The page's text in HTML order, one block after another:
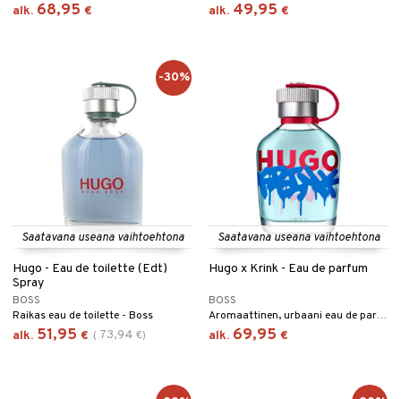
alk. 68,95 € alk. 49,95 €
Saatavana useana vaihtoehtona
Hugo - Eau de toilette (Edt)
Spray
BOSS
Raikas eau de toilette - Boss
alk. 51,95 € ( 73,94 €)
-30%
Saatavana useana vaihtoehtona
Hugo x Krink - Eau de parfum
BOSS
Aromaattinen, urbaani eau de parfum Bossilta.
alk. 69,95 €